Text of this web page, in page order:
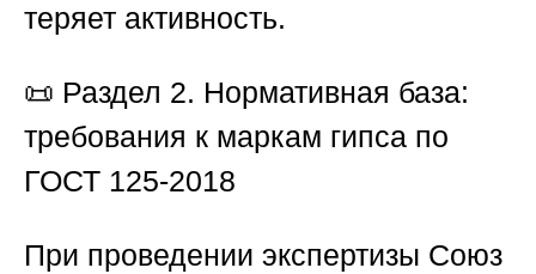
теряет активность.
📜 Раздел 2. Нормативная база:
требования к маркам гипса по
ГОСТ 125-2018
При проведении экспертизы Союз